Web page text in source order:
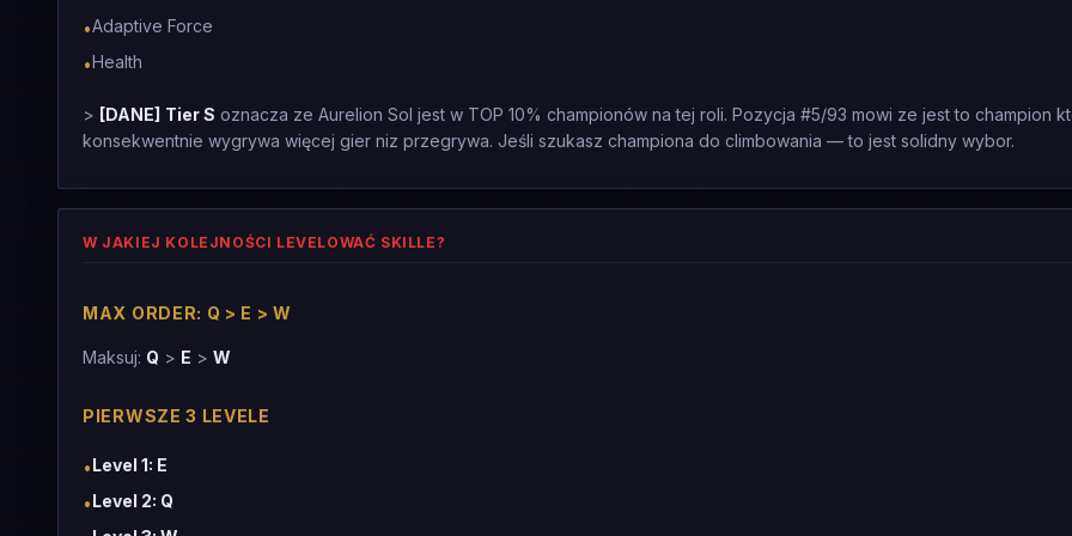
•Adaptive Force
•Health
> [DANE] Tier S oznacza ze Aurelion Sol jest w TOP 10% championów na tej roli. Pozycja #5/93 mowi ze jest to champion
konsekwentnie wygrywa więcej gier niz przegrywa. Jeśli szukasz championa do climbowania — to jest solidny wybor.
W JAKIEJ KOLEJNOŚCI LEVELOWAĆ SKILLE?
MAX ORDER: Q > E > W
Maksuj: Q > E > W
PIERWSZE 3 LEVELE
•Level 1: E
•Level 2: Q